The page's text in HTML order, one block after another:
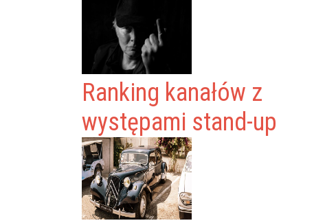
Ranking kanałów z
występami stand-up